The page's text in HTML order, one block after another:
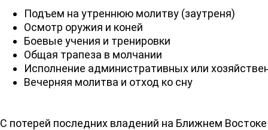
Подъем на утреннюю молитву (заутреня)
Осмотр оружия и коней
Боевые учения и тренировки
Общая трапеза в молчании
Исполнение административных или
Вечерняя молитва и отход ко сну
С потерей последних владений на Ближнем